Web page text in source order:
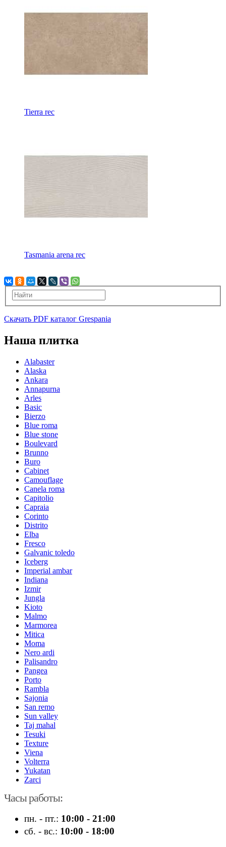
Tierra rec
Tasmania arena rec
Скачать PDF каталог Grespania
Наша плитка
Alabaster
Alaska
Ankara
Annapurna
Arles
Basic
Bierzo
Blue roma
Blue stone
Boulevard
Brunno
Buro
Cabinet
Camouflage
Canela roma
Capitolio
Capraia
Corinto
Distrito
Elba
Fresco
Galvanic toledo
Iceberg
Imperial ambar
Indiana
Izmir
Jungla
Kioto
Malmo
Marmorea
Mitica
Moma
Nero ardi
Palisandro
Pangea
Porto
Rambla
Sajonia
San remo
Sun valley
Taj mahal
Tesuki
Texture
Viena
Volterra
Yukatan
Zarci
Часы работы:
пн. - пт.: 10:00 - 21:00
сб. - вс.: 10:00 - 18:00